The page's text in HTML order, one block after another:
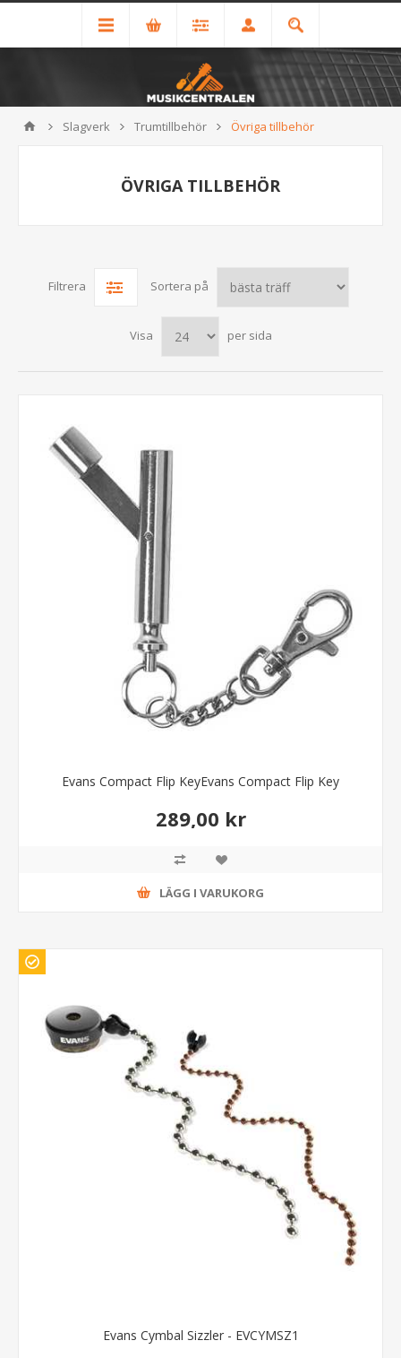
Slagverk Trumtillbehör Övriga tillbehör
ÖVRIGA TILLBEHÖR
Filtrera Sortera på
Visa per sida
Evans Compact Flip KeyEvans Compact Flip Key
289,00 kr
LÄGG I VARUKORG
Evans Cymbal Sizzler - EVCYMSZ1